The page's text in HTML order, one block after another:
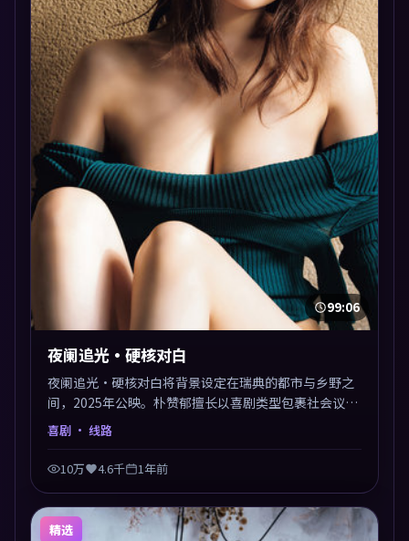
99:06
夜阑追光·硬核对白
夜阑追光·硬核对白将背景设定在瑞典的都市与乡野之
间，2025年公映。朴赞郁擅长以喜剧类型包裹社会议
题，节奏张弛有度，留白处耐人寻味。剪辑利落，悬念
喜剧 · 线路
10万 4.6千 1年前
精选